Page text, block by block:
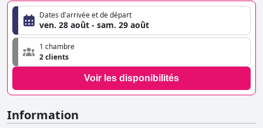
Dates d'arrivée et de départ
ven. 28 août - sam. 29 août
1 chambre
2 clients
Voir les disponibilités
Information